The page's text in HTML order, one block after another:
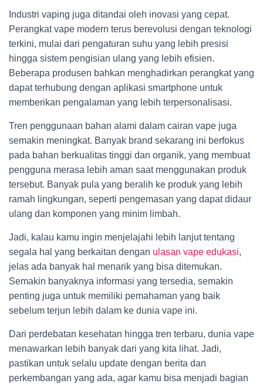
Industri vaping juga ditandai oleh inovasi yang cepat.
Perangkat vape modern terus berevolusi dengan teknologi
terkini, mulai dari pengaturan suhu yang lebih presisi
hingga sistem pengisian ulang yang lebih efisien.
Beberapa produsen bahkan menghadirkan perangkat yang
dapat terhubung dengan aplikasi smartphone untuk
memberikan pengalaman yang lebih terpersonalisasi.
Tren penggunaan bahan alami dalam cairan vape juga
semakin meningkat. Banyak brand sekarang ini berfokus
pada bahan berkualitas tinggi dan organik, yang membuat
pengguna merasa lebih aman saat menggunakan produk
tersebut. Banyak pula yang beralih ke produk yang lebih
ramah lingkungan, seperti pengemasan yang dapat didaur
ulang dan komponen yang minim limbah.
Jadi, kalau kamu ingin menjelajahi lebih lanjut tentang
segala hal yang berkaitan dengan ulasan vape edukasi,
jelas ada banyak hal menarik yang bisa ditemukan.
Semakin banyaknya informasi yang tersedia, semakin
penting juga untuk memiliki pemahaman yang baik
sebelum terjun lebih dalam ke dunia vape ini.
Dari perdebatan kesehatan hingga tren terbaru, dunia vape
menawarkan lebih banyak dari yang kita lihat. Jadi,
pastikan untuk selalu update dengan berita dan
perkembangan yang ada, agar kamu bisa menjadi bagian